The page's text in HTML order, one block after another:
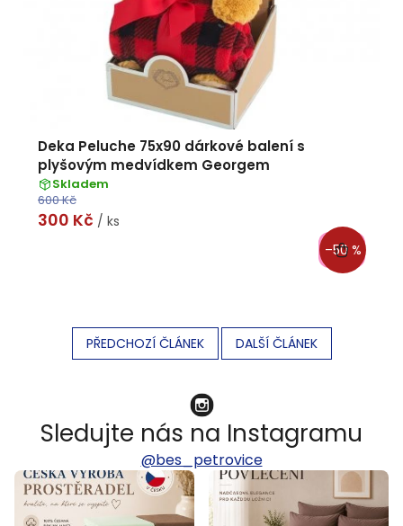
–50 %
Deka Peluche 75x90 dárkové balení s
plyšovým medvídkem Georgem
Skladem
600 Kč
300 Kč / ks
PŘEDCHOZÍ ČLÁNEK DALŠÍ ČLÁNEK
Sledujte nás na Instagramu
@bes_petrovice